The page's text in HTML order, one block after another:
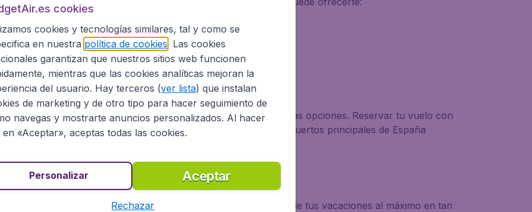
Eastern Airlines!
o con toda la familia, BudgetAir.es siempre te dará buenas opciones. Reservar tu vuelo con
es fácil y seguro. Te ofrecemos ofertas desde todos los aeropuertos principales de España
Sevilla y muchos más).
BudgetAir.es
una gran selección de hoteles para que puedas disfrutar de tus vacaciones al máximo en tan
cookies
cookies y tecnologías similares, tal y como se
en nuestra política de cookies . Las cookies
garantizan que nuestros sitios web funcionen
mientras que las cookies analíticas mejoran la
del usuario. Hay terceros (ver lista) que instalan
de marketing y de otro tipo para hacer seguimiento de
navegas y mostrarte anuncios personalizados. Al hacer
en «Aceptar», aceptas todas las cookies.
Aceptar
Personalizar
Rechazar